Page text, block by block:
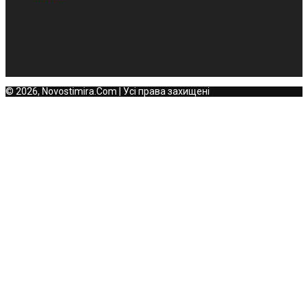
© 2026, Novostimira.Com | Усі права захищені